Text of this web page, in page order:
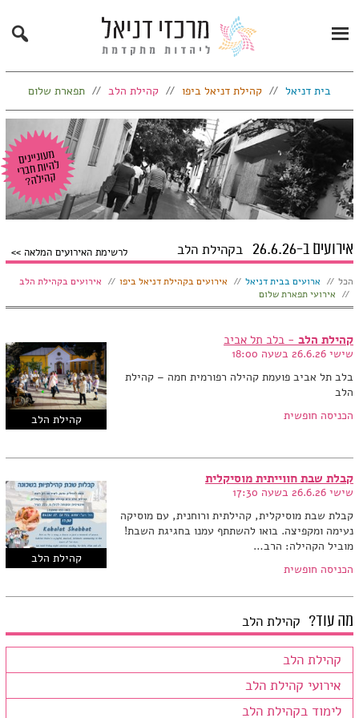
Primary
Menu
Search
בית דניאל קהילת דניאל ביפו קהילת הלב תפארת שלום
אירועים ב-26.6.26 בקהילת הלב לרשימת האירועים המלאה
הצג:
הכל ארועים בבית דניאל אירועים בקהילת דניאל ביפו
אירועים בקהילת הלב
אירועי תפארת שלום
קהילת הלב
קהילת הלב - בלב תל אביב
שישי 26.6.26 בשעה 18:00
בלב תל אביב פועמת קהילה רפורמית חמה – קהילת
הלב
הכניסה חופשית
קהילת הלב
קבלת שבת חווייתית מוסיקלית
שישי 26.6.26 בשעה 17:30
קבלת שבת מוסיקלית, קהילתית ורוחנית, עם מוסיקה
נעימה ומקפיצה. בואו להשתתף עמנו בחגיגת השבת!
מוביל הקהילה: הרב…
הכניסה חופשית
מה עוד? קהילת הלב
קהילת הלב
אירועי קהילת הלב
לימוד בקהילת הלב